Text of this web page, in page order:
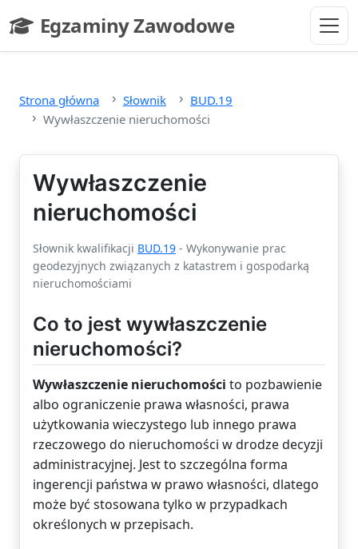
Egzaminy Zawodowe
- strona główna
Strona główna Słownik
BUD.19
Wywłaszczenie nieruchomości
Wywłaszczenie
nieruchomości
Słownik kwalifikacji BUD.19 - Wykonywanie prac
geodezyjnych związanych z katastrem i gospodarką
nieruchomościami
Co to jest wywłaszczenie
nieruchomości?
Wywłaszczenie nieruchomości to pozbawienie
albo ograniczenie prawa własności, prawa
użytkowania wieczystego lub innego prawa
rzeczowego do nieruchomości w drodze decyzji
administracyjnej. Jest to szczególna forma
ingerencji państwa w prawo własności, dlatego
może być stosowana tylko w przypadkach
określonych w przepisach.